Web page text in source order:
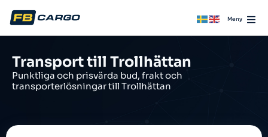
Transport till Trollhättan
Punktliga och prisvärda bud, frakt och
transporterlösningar till Trollhättan